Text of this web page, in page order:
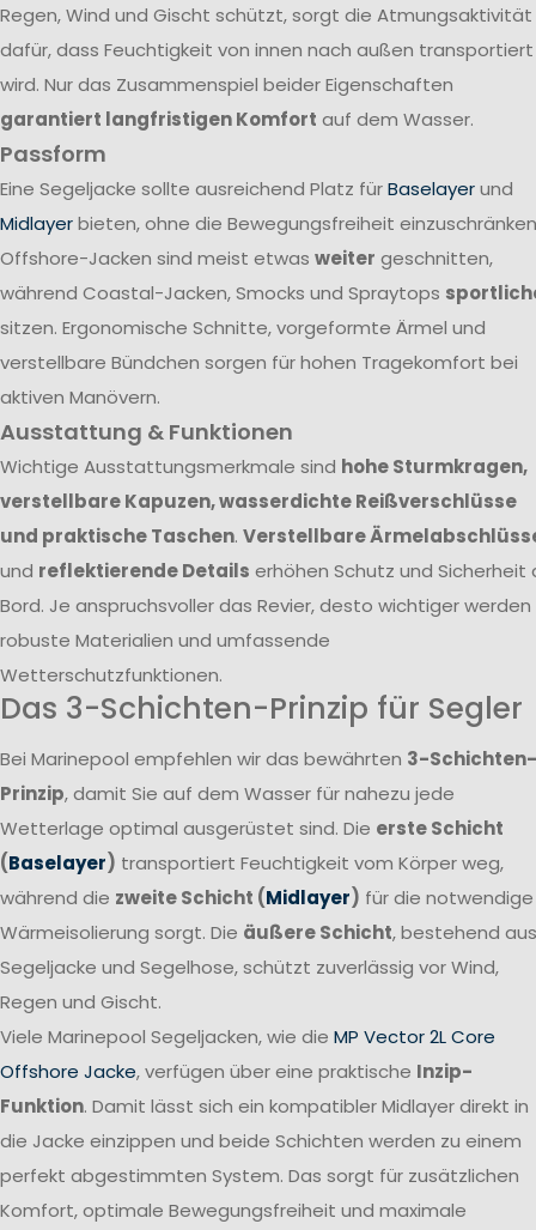
Regen, Wind und Gischt schützt, sorgt die Atmungsaktivität
dafür, dass Feuchtigkeit von innen nach außen transportiert
wird. Nur das Zusammenspiel beider Eigenschaften
garantiert langfristigen Komfort auf dem Wasser.
Passform
Eine Segeljacke sollte ausreichend Platz fürBaselayerund
Midlayerbieten, ohne die Bewegungsfreiheit
Offshore-Jacken sind meist etwas weiter geschnitten,
während Coastal-Jacken, Smocks und Spraytops
sitzen. Ergonomische Schnitte, vorgeformte Ärmel und
verstellbare Bündchen sorgen für hohen Tragekomfort bei
aktiven Manövern.
Ausstattung & Funktionen
Wichtige Ausstattungsmerkmale sind hohe Sturmkragen,
verstellbare Kapuzen, wasserdichte Reißverschlüsse
und praktische Taschen. Verstellbare
und reflektierende Details erhöhen Schutz und Sicherheit
Bord. Je anspruchsvoller das Revier, desto wichtiger werden
robuste Materialien und umfassende
Wetterschutzfunktionen.
Das 3-Schichten-Prinzip für Segler
Bei Marinepool empfehlen wir das bewährten 3-Schichten-
Prinzip, damit Sie auf dem Wasser für nahezu jede
Wetterlage optimal ausgerüstet sind. Die erste Schicht
(Baselayer) transportiert Feuchtigkeit vom Körper weg,
während die zweite Schicht (Midlayer) für die notwendige
Wärmeisolierung sorgt. Die äußere Schicht, bestehend aus
Segeljacke und Segelhose, schützt zuverlässig vor Wind,
Regen und Gischt.
Viele Marinepool Segeljacken, wie die MP Vector 2L Core
Offshore Jacke, verfügen über eine praktische Inzip-
Funktion. Damit lässt sich ein kompatibler Midlayer direkt in
die Jacke einzippen und beide Schichten werden zu einem
perfekt abgestimmten System. Das sorgt für zusätzlichen
Komfort, optimale Bewegungsfreiheit und maximale